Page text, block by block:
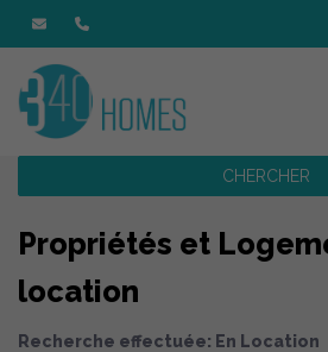
CHERCHER
Propriétés et
location
Recherche effectuée: En Location